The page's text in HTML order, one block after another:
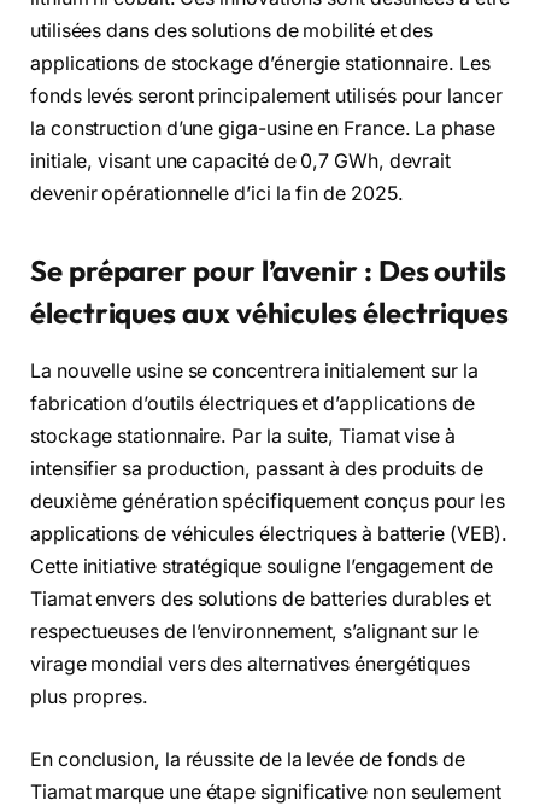
utilisées dans des solutions de mobilité et des
applications de stockage d’énergie stationnaire. Les
fonds levés seront principalement utilisés pour lancer
la construction d’une giga-usine en France. La phase
initiale, visant une capacité de 0,7 GWh, devrait
devenir opérationnelle d’ici la fin de 2025.
Se préparer pour l’avenir : Des outils
électriques aux véhicules électriques
La nouvelle usine se concentrera initialement sur la
fabrication d’outils électriques et d’applications de
stockage stationnaire. Par la suite, Tiamat vise à
intensifier sa production, passant à des produits de
deuxième génération spécifiquement conçus pour les
applications de véhicules électriques à batterie (VEB).
Cette initiative stratégique souligne l’engagement de
Tiamat envers des solutions de batteries durables et
respectueuses de l’environnement, s’alignant sur le
virage mondial vers des alternatives énergétiques
plus propres.
En conclusion, la réussite de la levée de fonds de
Tiamat marque une étape significative non seulement